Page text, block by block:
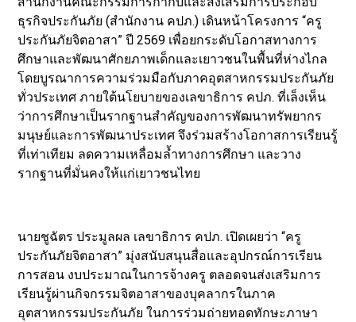
ธุรกิจประกันภัย (สำนักงาน คปภ.) เดินหน้าโครงการ “ครู
ประกันภัยจิตอาสา” ปี 2569 เพื่อยกระดับโอกาสทางการ
ศึกษาและพัฒนาศักยภาพเด็กและเยาวชนในพื้นที่ห่างไกล
โดยบูรณาการความร่วมมือกับภาคอุตสาหกรรมประกันภัย
ทั่วประเทศ ภายใต้นโยบายของเลขาธิการ คปภ. ที่เล็งเห็น
ว่าการศึกษาเป็นรากฐานสำคัญของการพัฒนาทรัพยากร
มนุษย์และการพัฒนาประเทศ จึงร่วมสร้างโอกาสการเรียนรู้
ที่เท่าเทียม ลดความเหลื่อมล้ำทางการศึกษา และวาง
รากฐานที่มั่นคงให้แก่เยาวชนไทย
นายชูฉัตร ประมูลผล เลขาธิการ คปภ. เปิดเผยว่า “ครู
ประกันภัยจิตอาสา” มุ่งสนับสนุนสื่อและอุปกรณ์การเรียน
การสอน งบประมาณในการจ้างครู ตลอดจนส่งเสริมการ
เรียนรู้ผ่านกิจกรรมจิตอาสาของบุคลากรในภาค
อุตสาหกรรมประกันภัย ในการร่วมถ่ายทอดทักษะภาษา